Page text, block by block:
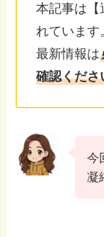
本記事は【
れています
最新情報は
確認くださ
今
凝